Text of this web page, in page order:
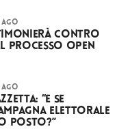
ago
contro
processo Open
ago
“E se
elettorale
posto?”